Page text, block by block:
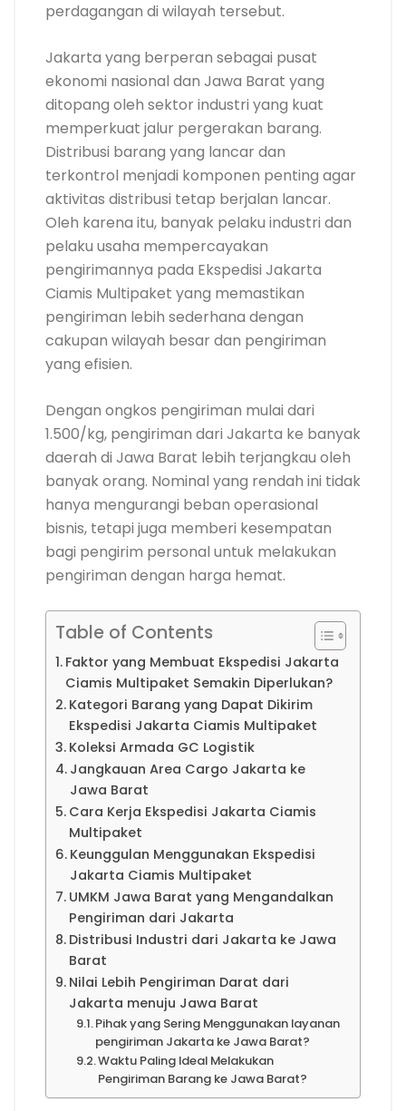
perdagangan di wilayah tersebut.
Jakarta yang berperan sebagai pusat
ekonomi nasional dan Jawa Barat yang
ditopang oleh sektor industri yang kuat
memperkuat jalur pergerakan barang.
Distribusi barang yang lancar dan
terkontrol menjadi komponen penting agar
aktivitas distribusi tetap berjalan lancar.
Oleh karena itu, banyak pelaku industri dan
pelaku usaha mempercayakan
pengirimannya pada Ekspedisi Jakarta
Ciamis Multipaket yang memastikan
pengiriman lebih sederhana dengan
cakupan wilayah besar dan pengiriman
yang efisien.
Dengan ongkos pengiriman mulai dari
1.500/kg, pengiriman dari Jakarta ke banyak
daerah di Jawa Barat lebih terjangkau oleh
banyak orang. Nominal yang rendah ini tidak
hanya mengurangi beban operasional
bisnis, tetapi juga memberi kesempatan
bagi pengirim personal untuk melakukan
pengiriman dengan harga hemat.
Table of Contents
Faktor yang Membuat Ekspedisi Jakarta
Ciamis Multipaket Semakin Diperlukan?
Kategori Barang yang Dapat Dikirim
Ekspedisi Jakarta Ciamis Multipaket
Koleksi Armada GC Logistik
Jangkauan Area Cargo Jakarta ke
Jawa Barat
Cara Kerja Ekspedisi Jakarta Ciamis
Multipaket
Keunggulan Menggunakan Ekspedisi
Jakarta Ciamis Multipaket
UMKM Jawa Barat yang Mengandalkan
Pengiriman dari Jakarta
Distribusi Industri dari Jakarta ke Jawa
Barat
Nilai Lebih Pengiriman Darat dari
Jakarta menuju Jawa Barat
Pihak yang Sering Menggunakan layanan
pengiriman Jakarta ke Jawa Barat?
Waktu Paling Ideal Melakukan
Pengiriman Barang ke Jawa Barat?